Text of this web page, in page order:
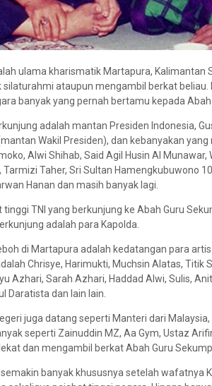
ulama kharismatik Martapura, Kalimantan
silaturahmi ataupun mengambil berkat beliau.
banyak yang pernah bertamu kepada Abah
adalah mantan Presiden Indonesia,
Wakil Presiden), dan kebanyakan
Alwi Shihab, Said Agil Husin Al Munawar,
Tarmizi Taher, Sri Sultan Hamengkubuwono
Hanan dan masih banyak lagi.
tinggi TNI yang berkunjung ke Abah Guru
adalah para Kapolda.
di Martapura adalah kedatangan para
Chrisye, Harimukti, Muchsin Alatas, Titik
Azhari, Sarah Azhari, Haddad Alwi, Sulis,
Daratista dan lain lain.
juga datang seperti Manteri dari
seperti Zainuddin MZ, Aa Gym, Ustaz
dan mengambil berkat Abah Guru
banyak khususnya setelah wafatnya